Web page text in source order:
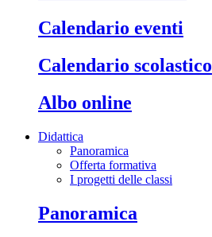
calendario eventi
calendario scolastico
albo online
Didattica
Panoramica
Offerta formativa
I progetti delle classi
panoramica